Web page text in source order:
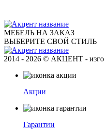
МЕБЕЛЬ НА ЗАКАЗ
ВЫБЕРИТЕ СВОЙ СТИЛЬ
2014 - 2026 © АКЦЕНТ -
Акции
Гарантии